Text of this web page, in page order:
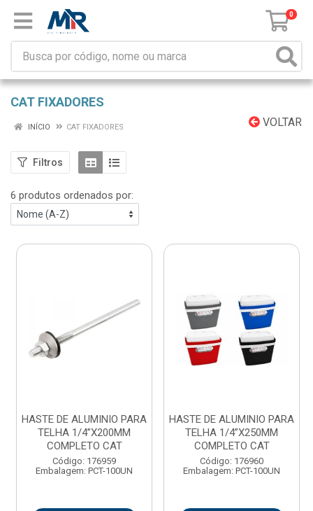
0
CAT FIXADORES
VOLTAR
INÍCIO CAT FIXADORES
Filtros
6 produtos ordenados por:
HASTE DE ALUMINIO PARA
TELHA 1/4”X200MM
COMPLETO CAT
Código: 176959
Embalagem: PCT-100UN
HASTE DE ALUMINIO PARA
TELHA 1/4”X250MM
COMPLETO CAT
Código: 176960
Embalagem: PCT-100UN